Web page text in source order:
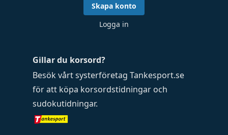
Gillar du korsord?
Besök vårt systerföretag Tankesport.se
för att köpa korsordstidningar och
sudokutidningar.
Skapa konto
Logga in